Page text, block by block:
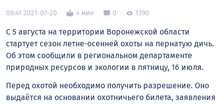
08:41 2021-07-20 4 мин 0 1390
С 5 августа на территории Воронежской области
стартует сезон летне-осенней охоты на пернатую дичь.
Об этом сообщили в региональном департаменте
природных ресурсов и экологии в пятницу, 16 июля.
Перед охотой необходимо получить разрешение. Оно
выдаётся на основании охотничьего билета, заявления